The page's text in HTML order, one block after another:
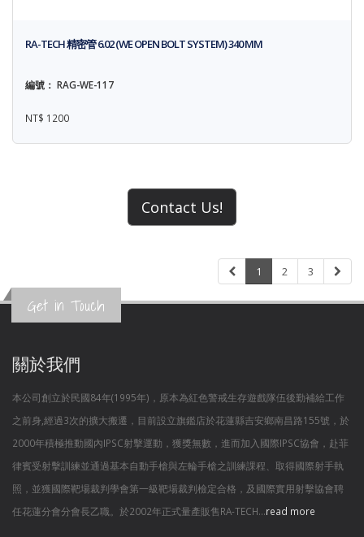
RA-TECH 精密管 6.02 (WE OPEN BOLT SYSTEM) 340 MM
編號： RAG-WE-117
NT$ 1200
Contact Us!
1 2 3
Get in Touch
關於我們
本公司創立於民國84年(1995年)，原本為紅色警戒生存遊戲隊伍後勤補給工作
之前身,經過3次的擴大搬遷，目前設立旗鑑店於花蓮縣吉安鄉南昌路155號，於
2000年積極推動國內IPSC射擊運動，獲獎無數，進而加入國際IPSC協會，赴菲
律賓受射擊訓練並通過基本自動手槍與左輪手槍之訓練課程、取得國際射手執
照，並獲國際靶場裁判學會第一級靶場裁判檢定合格，及國際實用射擊協會聘
任花蓮分會分會長乙職。於2002年正式量產販售RA-TECH...read more